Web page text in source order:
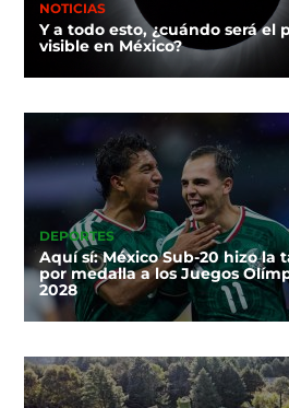
NOTICIAS
Y a todo esto, ¿cuándo será el
visible en México?
DEPORTES
Aquí sí: México Sub-20 hizo la
por medalla a los Juegos
2028